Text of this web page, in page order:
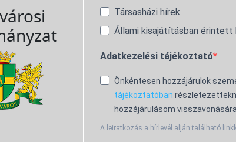
Társasházi hírek
Állami kisajátításban érintett
Adatkezelési tájékoztató
Önkéntesen hozzájárulok
tájékoztatóban
hozzájárulásom
A leiratkozás a hírlevél alján található